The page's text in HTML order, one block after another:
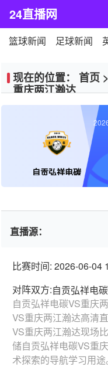
24直播网
篮球新闻 足球新闻
现在的位置： 首页 >
重庆两江瀚达
自贡弘祥电碳
直播源：
比赛时间: 2026-06-04
对阵双方:自贡弘祥电
自贡弘祥电碳VS重庆
VS重庆两江瀚达高清
VS重庆两江瀚达现场
储自贡弘祥电碳VS重
术探索的导航学习用途